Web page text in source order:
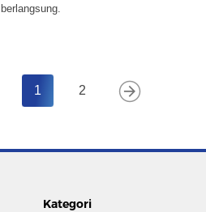
berlangsung.
1 2
Kategori